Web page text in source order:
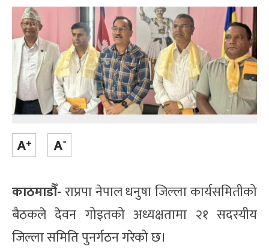
काठमाडौँ-राप्रपा नेपाल धनुषा जिल्ला कार्यसमितीको
बैठकले देवन गोइतको अध्यक्षतामा २१ सदस्यीय
जिल्ला समिति पुनर्गठन गरेको छ।